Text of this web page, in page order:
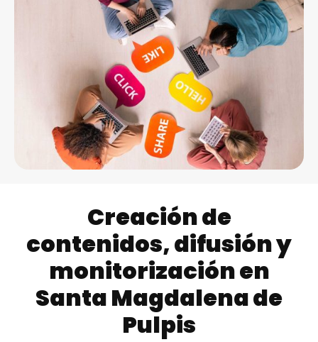
Creación de
contenidos, difusión y
monitorización en
Santa Magdalena de
Pulpis